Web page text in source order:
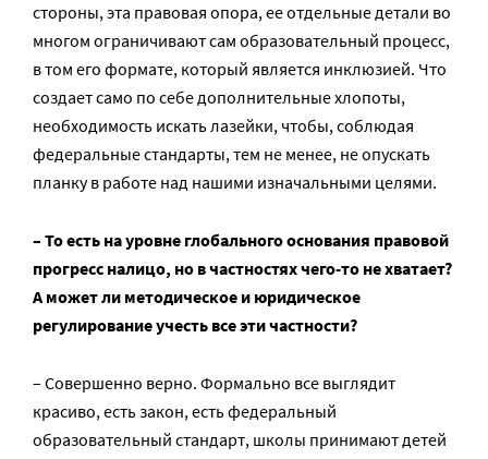
стороны, эта правовая опора, ее отдельные детали во
многом ограничивают сам образовательный процесс,
в том его формате, который является инклюзией. Что
создает само по себе дополнительные хлопоты,
необходимость искать лазейки, чтобы, соблюдая
федеральные стандарты, тем не менее, не опускать
планку в работе над нашими изначальными целями.
– То есть на уровне глобального основания правовой
прогресс налицо, но в частностях чего-то не хватает?
А может ли методическое и юридическое
регулирование учесть все эти частности?
– Совершенно верно. Формально все выглядит
красиво, есть закон, есть федеральный
образовательный стандарт, школы принимают детей